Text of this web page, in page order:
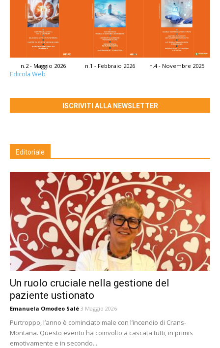
n.2 - Maggio 2026 n.1 - Febbraio 2026 n.4 - Novembre 2025
Edicola Web
ISCRIVITI ALLA NEWSLETTER
Editoriale
Un ruolo cruciale nella gestione del
paziente ustionato
Emanuela Omodeo Salé 3 Maggio 2026
Purtroppo, l’anno è cominciato male con l’incendio di Crans-
Montana. Questo evento ha coinvolto a cascata tutti, in primis
emotivamente e in secondo...